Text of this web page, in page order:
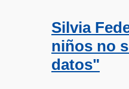
Silvia
niños no
datos"